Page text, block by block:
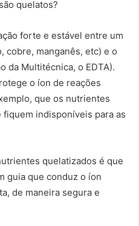
quelatos?
forte e estável entre um
cobre, manganês, etc) e o
da Multitécnica, o EDTA).
o íon de reações
que os nutrientes
indisponíveis para as
quelatizados é que
guia que conduz o íon
de maneira segura e